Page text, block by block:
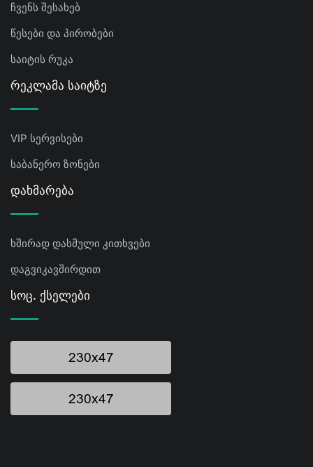
ჩვენს შესახებ
წესები და პირობები
საიტის რუკა
Რეკლამა Საიტზე
VIP სერვისები
საბანერო ზონები
Დახმარება
ხშირად დასმული კითხვები
დაგვიკავშირდით
Სოც. Ქსელები